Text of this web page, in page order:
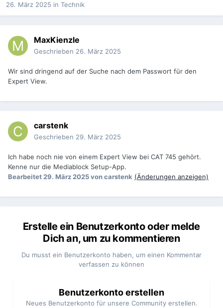
26. März 2025 in Technik
MaxKienzle
Geschrieben 26. März 2025
Wir sind dringend auf der Suche nach dem Passwort für den
Expert View.
carstenk
Geschrieben 29. März 2025
Ich habe noch nie von einem Expert View bei CAT 745 gehört.
Kenne nur die Mediablock Setup-App.
Bearbeitet29. März 2025von carstenk (Änderungen anzeigen)
Erstelle ein Benutzerkonto oder melde
Dich an, um zu kommentieren
Du musst ein Benutzerkonto haben, um einen Kommentar
verfassen zu können
Benutzerkonto erstellen
Neues Benutzerkonto für unsere Community erstellen.